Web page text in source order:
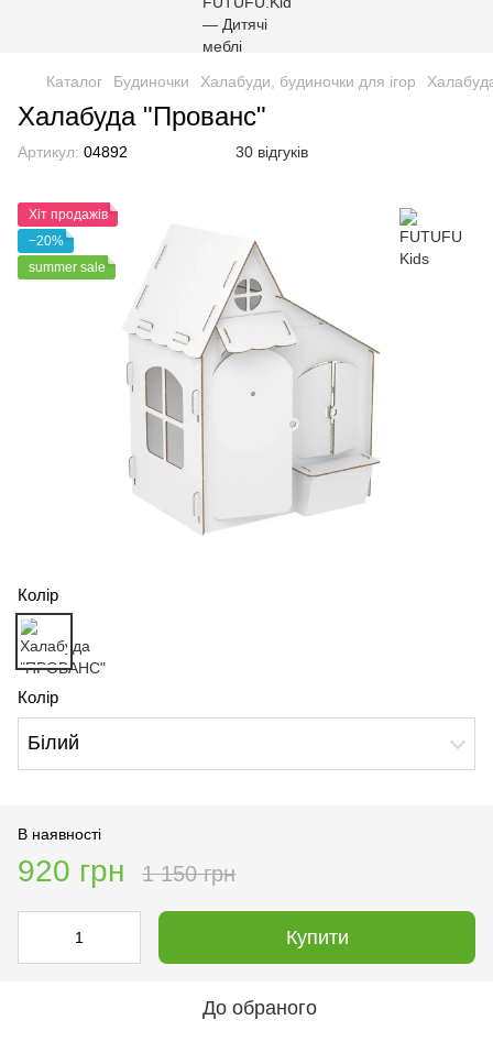
Каталог Будиночки Халабуди, будиночки для ігор
Халабуда "Прованс"
Артикул: 04892 30 відгуків
Хіт продажів
−20%
summer sale
Колір
Колір
Білий
В наявності
920 грн 1 150 грн
Купити
До обраного